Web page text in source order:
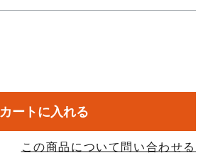
カートに入れる
この商品について問い合わせる